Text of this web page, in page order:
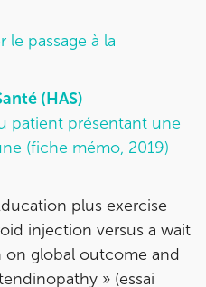
le passage à la
(HAS)
patient présentant une
(fiche mémo, 2019)
plus exercise
injection versus a wait
on global outcome and
» (essai